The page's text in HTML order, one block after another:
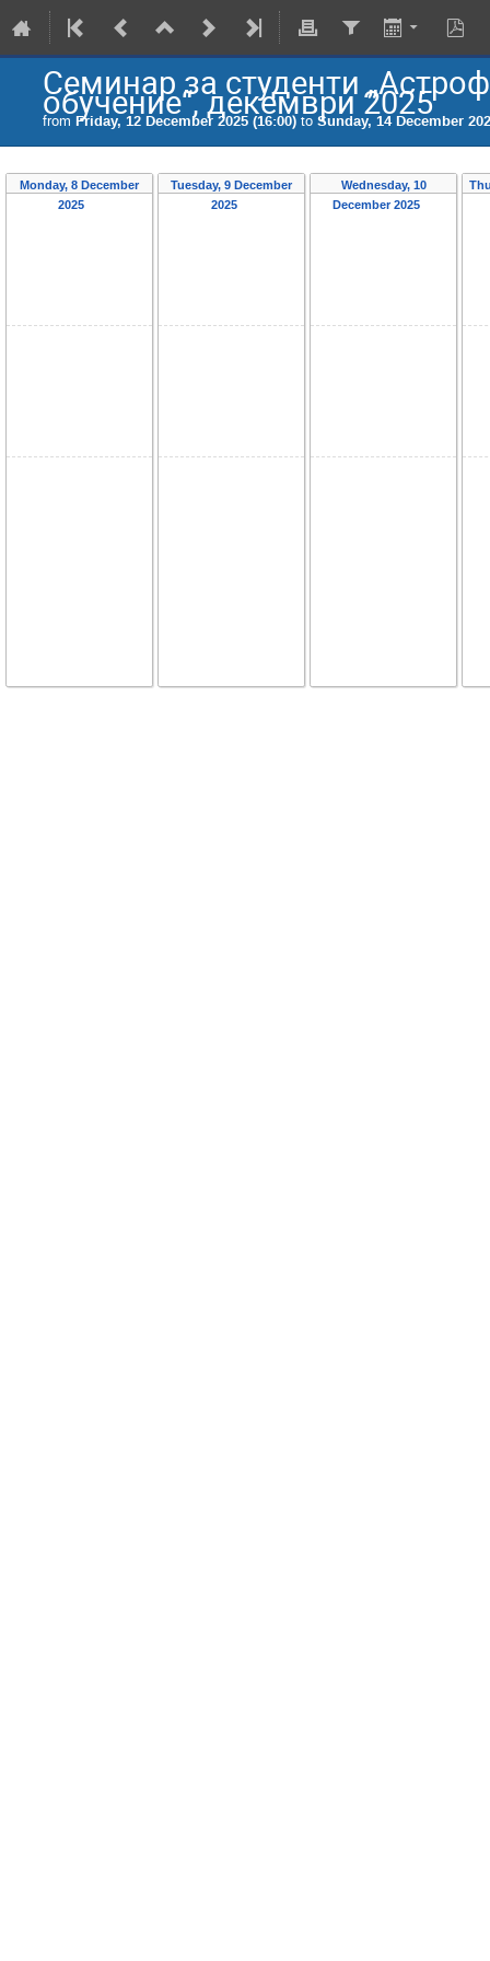
Семинар за студенти
обучение“, декември 2025
from Friday, 12 December 2025 (16:00) to Sunday, 14 December
Monday, 8 December
2025
Tuesday, 9 December
2025
Wednesday, 10
December 2025